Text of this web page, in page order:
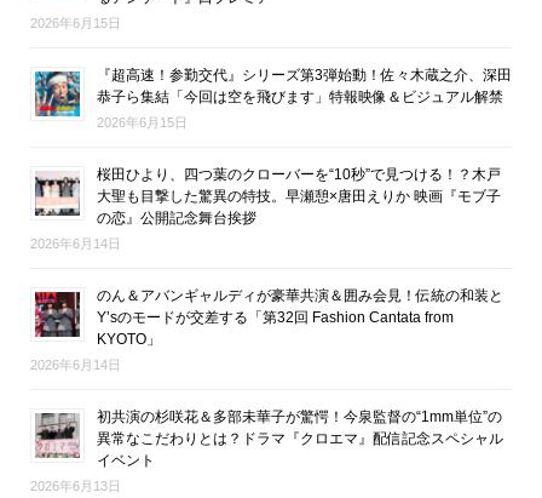
2026年6月15日
『超高速！参勤交代』シリーズ第3弾始動！佐々木蔵之介、深田
恭子ら集結「今回は空を飛びます」特報映像＆ビジュアル解禁
2026年6月15日
桜田ひより、四つ葉のクローバーを“10秒”で見つける！？木戸
大聖も目撃した驚異の特技。早瀬憩×唐田えりか 映画『モブ子
の恋』公開記念舞台挨拶
2026年6月14日
のん＆アバンギャルディが豪華共演＆囲み会見！伝統の和装と
Y’sのモードが交差する「第32回 Fashion Cantata from
KYOTO」
2026年6月14日
初共演の杉咲花＆多部未華子が驚愕！今泉監督の“1mm単位”の
異常なこだわりとは？ドラマ『クロエマ』配信記念スペシャル
イベント
2026年6月13日